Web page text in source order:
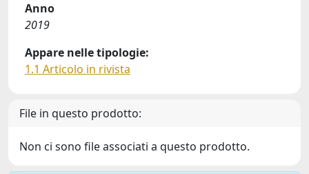
Anno
2019
Appare nelle tipologie:
1.1 Articolo in rivista
File in questo prodotto:
Non ci sono file associati a questo prodotto.